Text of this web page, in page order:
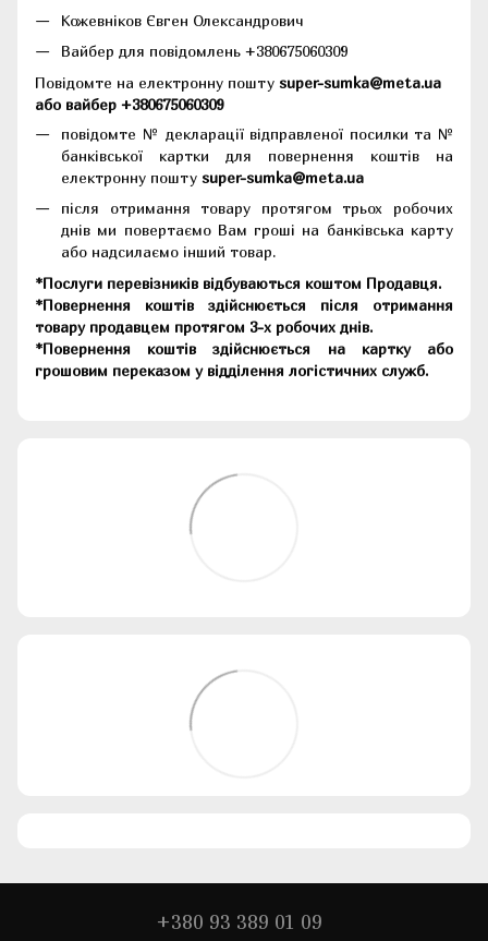
Кожевніков Євген Олександрович
Вайбер для повідомлень +380675060309
Повідомте на електронну пошту super-sumka@meta.ua
або вайбер +380675060309
повідомте № декларації відправленої посилки та №
банківської картки для повернення коштів на
електронну пошту super-sumka@meta.ua
після отримання товару протягом трьох робочих
днів ми повертаємо Вам гроші на банківська карту
або надсилаємо інший товар.
*Послуги перевізників відбуваються коштом Продавця.
*Повернення коштів здійснюється після отримання
товару продавцем протягом 3-х робочих днів.
*Повернення коштів здійснюється на картку або
грошовим переказом у відділення логістичних служб.
+380 93 389 01 09